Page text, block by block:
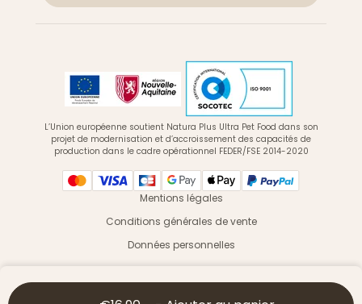
L’Union européenne soutient Natura Plus Ultra Pet Food dans son
projet de modernisation et d’accroissement des capacités de
production dans le cadre opérationnel FEDER/FSE 2014-2020
Mentions légales
Conditions générales de vente
Données personnelles
© 2026 Ultra Premium Direct - Tous droits réservés